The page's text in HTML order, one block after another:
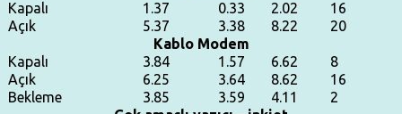
Kapalı
1.37 0.33 2.02
16
Açık
5.37 3.38 8.22
20
Kablo Modem
Kapalı
3.84 1.57 6.62
8
Açık
6.25 3.64 8.62
16
Bekleme
3.85 3.59 4.11
2